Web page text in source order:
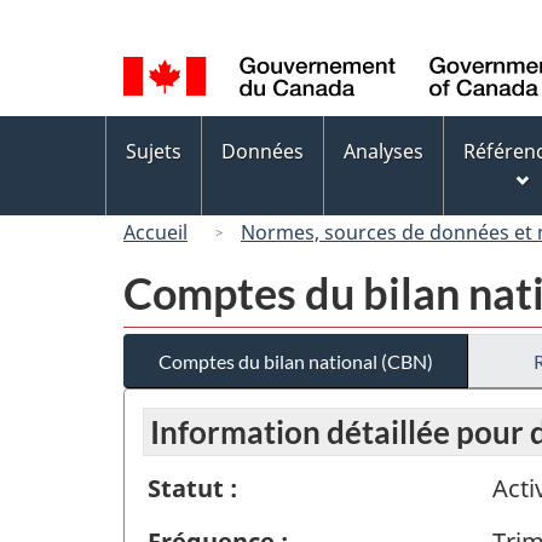
de
la
langue
des
Sujets Données Analyses
Accueil Normes, sources de données et
Comptes du bilan
Comptes du bilan national (CBN)
Information détaillée pour
Statut :